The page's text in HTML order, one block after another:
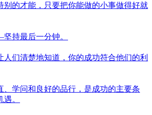
别的才能，只要把你能做的小事做得好就
持最后一分钟。
人们清楚地知道，你的成功符合他们的利
、学问和良好的品行，是成功的主要条
。